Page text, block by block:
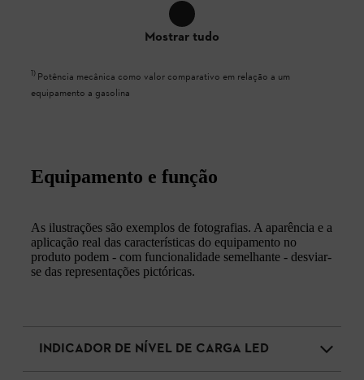
Mostrar tudo
1) Potência mecânica como valor comparativo em relação a um
equipamento a gasolina
Equipamento e função
As ilustrações são exemplos de fotografias. A aparência e a
aplicação real das características do equipamento no
produto podem - com funcionalidade semelhante - desviar-
se das representações pictóricas.
INDICADOR DE NÍVEL DE CARGA LED